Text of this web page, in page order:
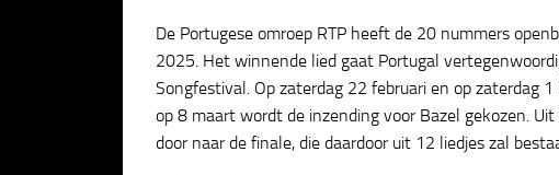
De Portugese omroep RTP heeft de 20 nummers
2025. Het winnende lied gaat Portugal
Songfestival. Op zaterdag 22 februari en op zaterdag
op 8 maart wordt de inzending voor Bazel gekozen.
door naar de finale, die daardoor uit 12 liedjes zal